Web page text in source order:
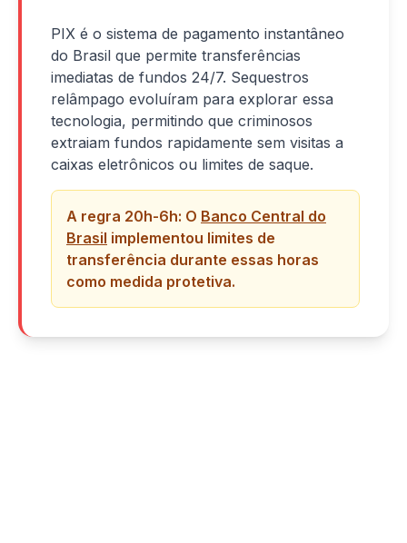
PIX é o sistema de pagamento instantâneo
do Brasil que permite transferências
imediatas de fundos 24/7. Sequestros
relâmpago evoluíram para explorar essa
tecnologia, permitindo que criminosos
extraiam fundos rapidamente sem visitas a
caixas eletrônicos ou limites de saque.
A regra 20h-6h: O Banco Central do
Brasil implementou limites de
transferência durante essas horas
como medida protetiva.